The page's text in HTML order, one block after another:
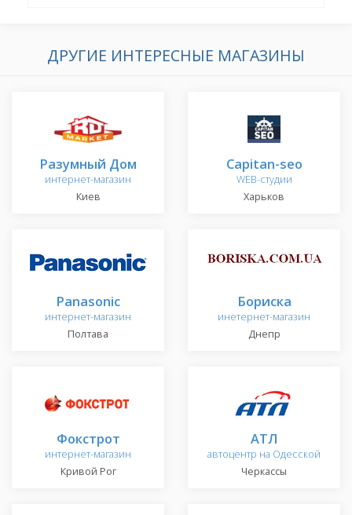
ДРУГИЕ ИНТЕРЕСНЫЕ МАГАЗИНЫ
Разумный Дом
интернет-магазин
Киев
Capitan-seo
WEB-студии
Харьков
Panasonic
интернет-магазин
Полтава
Бориска
инетернет-магазин
Днепр
Фокстрот
интернет-магазин
Кривой Рог
АТЛ
автоцентр на Одесской
Черкассы